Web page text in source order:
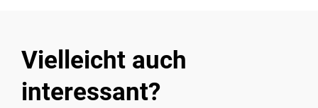
Vielleicht auch
interessant?